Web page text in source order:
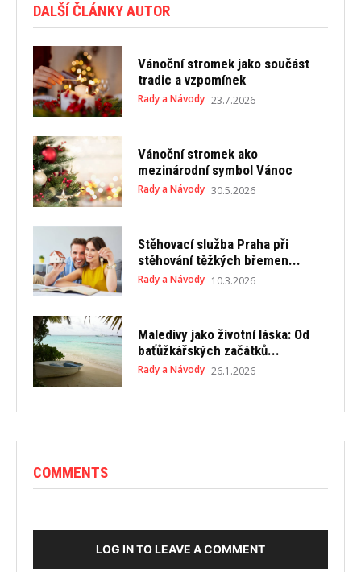
DALŠÍ ČLÁNKY AUTOR
Vánoční stromek jako součást
tradic a vzpomínek
Rady a Návody 23.7.2026
Vánoční stromek ako
mezinárodní symbol Vánoc
Rady a Návody 30.5.2026
Stěhovací služba Praha při
stěhování těžkých břemen...
Rady a Návody 10.3.2026
Maledivy jako životní láska: Od
baťůžkářských začátků...
Rady a Návody 26.1.2026
COMMENTS
LOG IN TO LEAVE A COMMENT